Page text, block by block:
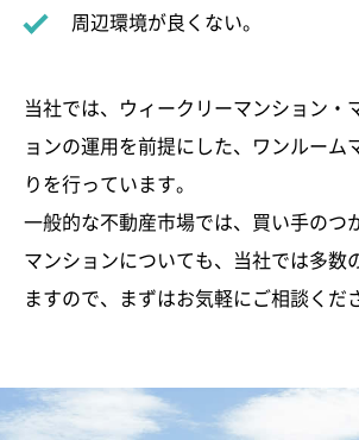
周辺環境が良くない。
当社では、ウィークリーマンション・
ョンの運用を前提にした、ワンルーム
りを行っています。
一般的な不動産市場では、買い手のつ
マンションについても、当社では多数
ますので、まずはお気軽にご相談くだ